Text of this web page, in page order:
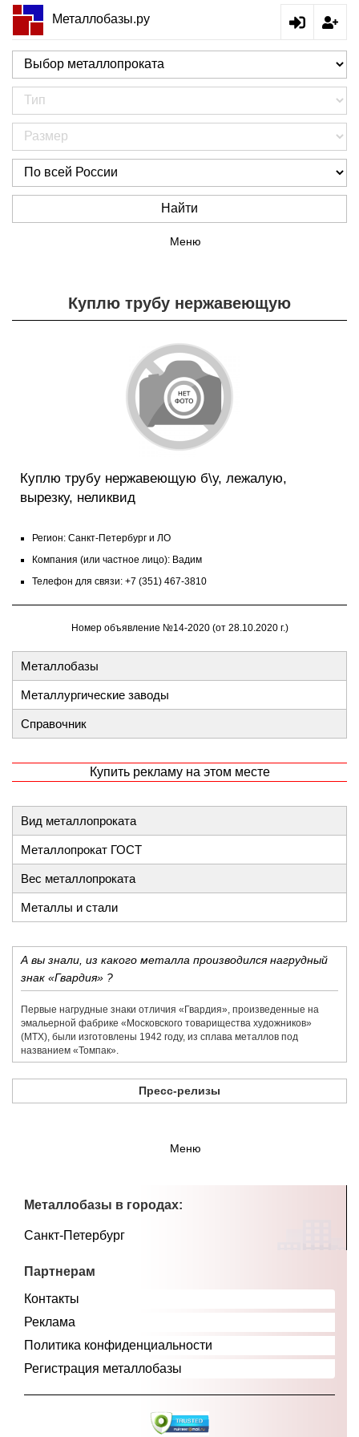
Металлобазы.ру
Найти
Меню
Куплю трубу нержавеющую
Куплю трубу нержавеющую б\у, лежалую,
вырезку, неликвид
Регион: Санкт-Петербург и ЛО
Компания (или частное лицо): Вадим
Телефон для связи: +7 (351) 467-3810
Номер объявление №14-2020 (от 28.10.2020 г.)
Металлобазы
Металлургические заводы
Справочник
Купить рекламу на этом месте
Вид металлопроката
Металлопрокат ГОСТ
Вес металлопроката
Металлы и стали
А вы знали, из какого металла производился нагрудный
знак «Гвардия» ?
Первые нагрудные знаки отличия «Гвардия», произведенные на
эмальерной фабрике «​Московского товарищества художников»​
(МТХ), были изготовлены 1942 году, из сплава металлов под
названием «​Томпак».
Пресс-релизы
Меню
Металлобазы в городах:
Санкт-Петербург
Партнерам
Контакты
Реклама
Политика конфиденциальности
Регистрация металлобазы